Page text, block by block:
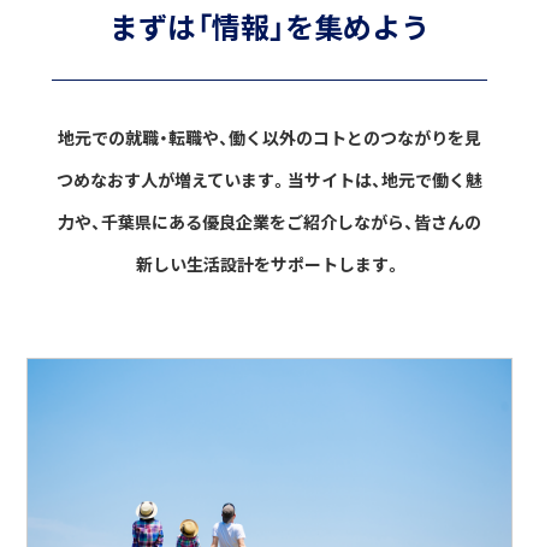
まずは「情報」を集めよう
地元での就職・転職や、働く以外のコトとのつながりを見
つめなおす人が増えています。 当サイトは、地元で働く魅
力や、千葉県にある優良企業をご紹介しながら、皆さんの
新しい生活設計をサポートします。